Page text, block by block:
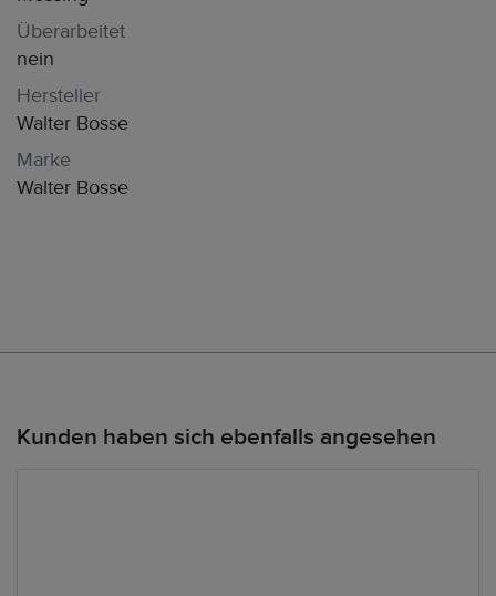
Überarbeitet
nein
Hersteller
Walter Bosse
Marke
Walter Bosse
Kunden haben sich ebenfalls angesehen